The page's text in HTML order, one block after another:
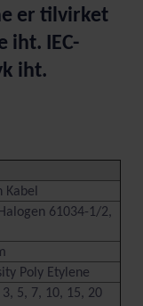
er tilvirket
iht. IEC-
iht.
Kabel
61034-1/2,
Poly Etylene
5, 7, 10, 15, 20